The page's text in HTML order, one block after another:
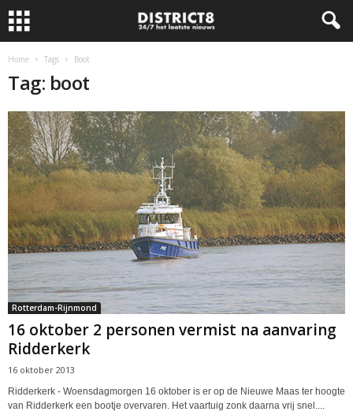
Home Tags Boot
Tag: boot
Rotterdam-Rijnmond
16 oktober 2 personen vermist na aanvaring
Ridderkerk
16 oktober 2013
Ridderkerk - Woensdagmorgen 16 oktober is er op de Nieuwe Maas ter hoogte
van Ridderkerk een bootje overvaren. Het vaartuig zonk daarna vrij snel....